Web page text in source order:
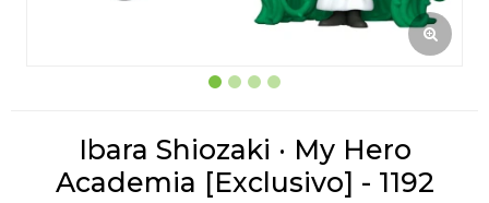
Ibara Shiozaki · My Hero
Academia [Exclusivo] - 1192